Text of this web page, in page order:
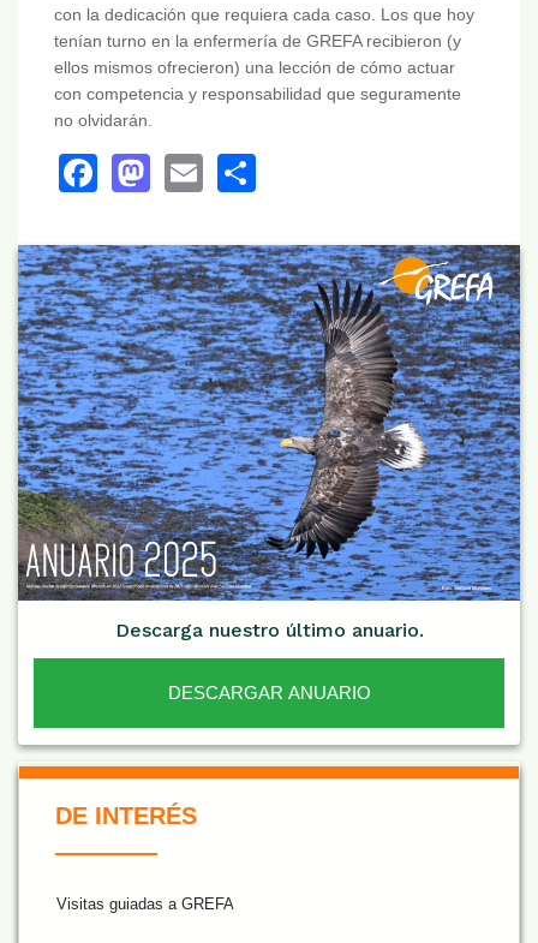
con la dedicación que requiera cada caso. Los que hoy
tenían turno en la enfermería de GREFA recibieron (y
ellos mismos ofrecieron) una lección de cómo actuar
con competencia y responsabilidad que seguramente
no olvidarán.
Facebook
Mastodon
Email
Descarga nuestro último anuario.
DESCARGAR ANUARIO
De Interés NARANJA
DE INTERÉS
Visitas guiadas a GREFA